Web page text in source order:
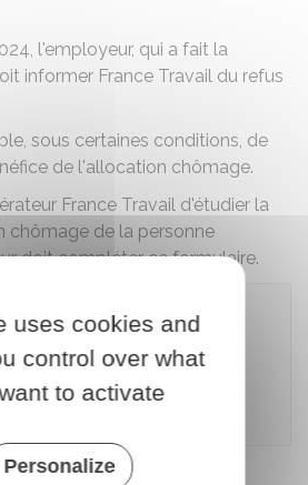
l'employeur, qui a fait la
informer France Travail du refus
sous certaines conditions, de
de l'allocation chômage.
France Travail d'étudier la
chômage de la personne
doit compléter ce formulaire.
le formulaire
uses cookies and
control over what
to activate
Personalize